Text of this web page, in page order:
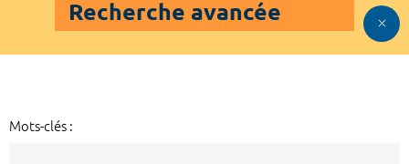
Recherche avancée
Mots-clés :